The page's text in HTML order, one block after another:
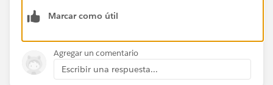
Regards,
Marcar como útil
Agregar un comentario
Escribir una respuesta...